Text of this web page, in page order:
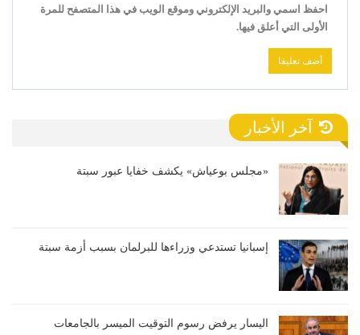
احفظ اسمي والبريد الإلكتروني وموقع الويب في هذا المتصفح للمرة
الأولى التي أعلق فيها.
آخر الأخبار
«مجلس بوعياش» يكشف خفايا عبور سبتة
إسبانيا تستدعي وزراءها للبرلمان بسبب أزمة سبتة
اليسار يرفض رسوم التوقيت الميسر بالجامعات